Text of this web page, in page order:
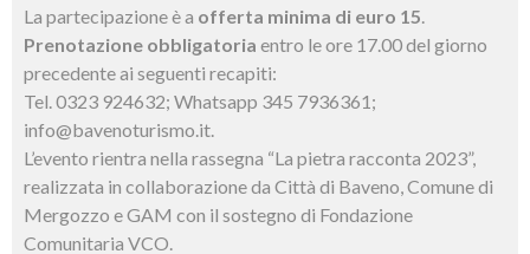
La partecipazione è a offerta minima di euro 15.
Prenotazione obbligatoria entro le ore 17.00 del giorno
precedente ai seguenti recapiti:
Tel. 0323 924632; Whatsapp 345 7936361;
info@bavenoturismo.it.
L’evento rientra nella rassegna “La pietra racconta 2023”,
realizzata in collaborazione da Città di Baveno, Comune di
Mergozzo e GAM con il sostegno di Fondazione
Comunitaria VCO.